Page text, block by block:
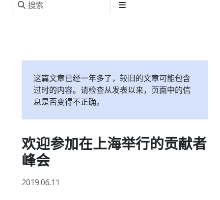
这篇文章已经一年多了，较旧的文章可能包含
过时的内容。请检查从发表以来，页面中的信
息是否变得不正确。
欢迎参加在上海举行的贡献者
峰会
2019.06.11